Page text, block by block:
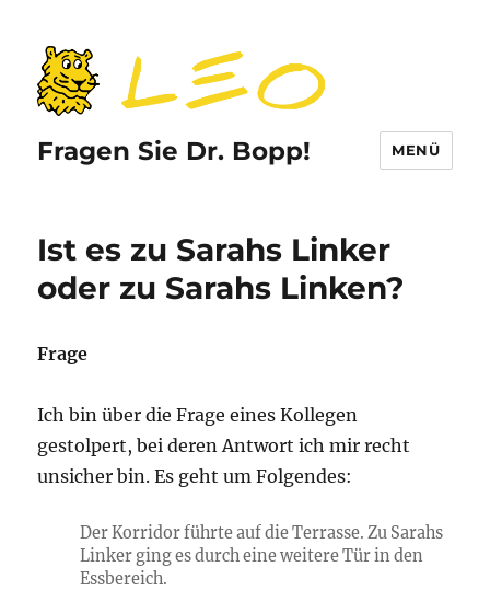
Fragen Sie Dr. Bopp! MENÜ
Ist es zu Sarahs Linker
oder zu Sarahs Linken?
Frage
Ich bin über die Frage eines Kollegen
gestolpert, bei deren Antwort ich mir recht
unsicher bin. Es geht um Folgendes:
Der Korridor führte auf die Terrasse. Zu Sarahs
Linker ging es durch eine weitere Tür in den
Essbereich.